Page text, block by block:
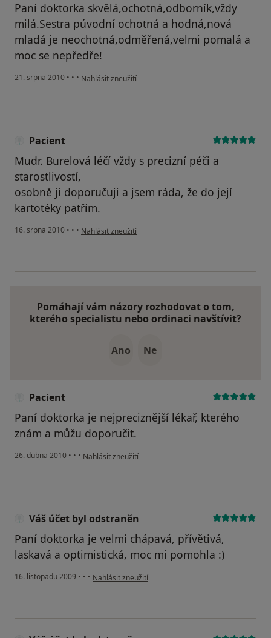
Paní doktorka skvělá,ochotná,odborník,vždy
milá.Sestra púvodní ochotná a hodná,nová
mladá je neochotná,odměřená,velmi pomalá a
moc se nepředře!
21. srpna 2010 • • • podle názoru uživatele Pacient
Nahlásit zneužití
Pacient
Mudr. Burelová léčí vždy s precizní péči a
starostlivostí,
osobně ji doporučuji a jsem ráda, že do její
kartotéky patřím.
16. srpna 2010 • • • podle názoru uživatele Pacient
Nahlásit zneužití
Pomáhají vám názory rozhodovat o tom,
kterého specialistu nebo ordinaci navštívit?
Ano Ne
Pacient
Paní doktorka je nejpreciznější lékař, kterého
znám a můžu doporučit.
26. dubna 2010 • • • podle názoru uživatele Pacient
Nahlásit zneužití
Váš účet byl odstraněn
Paní doktorka je velmi chápavá, přívětivá,
laskavá a optimistická, moc mi pomohla :)
16. listopadu 2009 • • • podle názoru uživatele Váš účet byl odstraněn
Nahlásit zneužití